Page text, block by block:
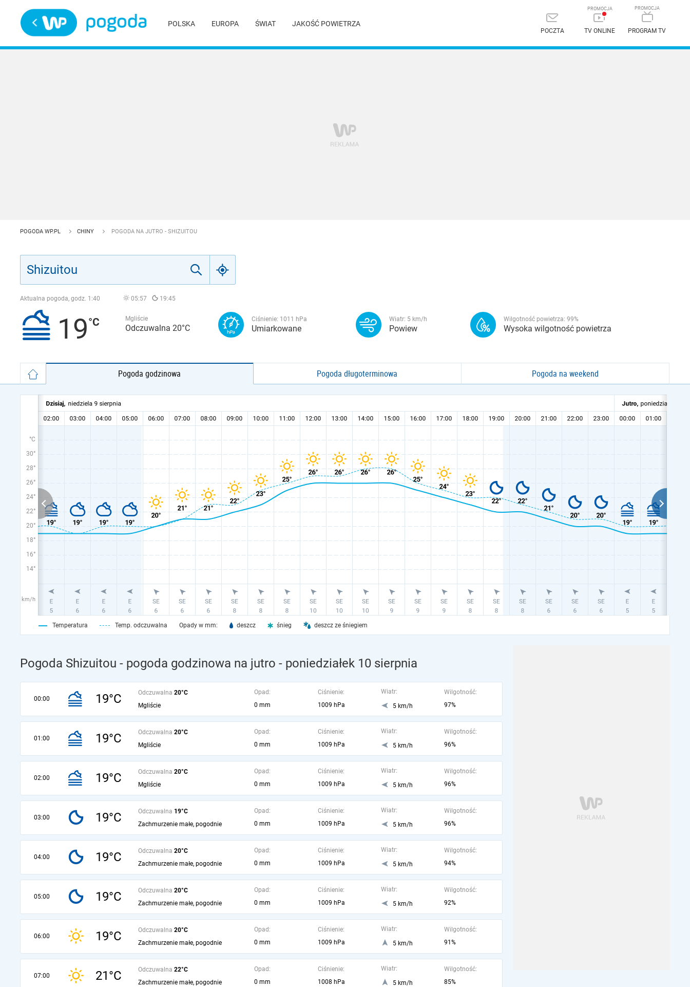
POLSKA EUROPA ŚWIAT JAKOŚĆ POWIETRZA
POCZTA TV ONLINE PROGRAM TV
POGODA WP.PL CHINY POGODA NA JUTRO - SHIZUITOU
Aktualna pogoda, godz. 1:40 05:57 19:45
19 Mgliście
Odczuwalna 20°C
Ciśnienie: 1011 hPa
Umiarkowane
Wiatr: 5 km/h
Powiew
Wilgotność powietrza: 99%
Wysoka wilgotność powietrza
Pogoda godzinowa Pogoda długoterminowa Pogoda na weekend
°C
30°
28°
26°
24°
22°
20°
18°
16°
14°
km/h
Temperatura Temp. odczuwalna Opady w mm: deszcz śnieg deszcz ze śniegiem
Pogoda Shizuitou - pogoda godzinowa na jutro - poniedziałek 10 sierpnia
00:00 19°C Odczuwalna 20°C
Mgliście
Opad:
0 mm
Ciśnienie:
1009 hPa
Wiatr:
5 km/h
Wilgotność:
97%
01:00 19°C Odczuwalna 20°C
Mgliście
Opad:
0 mm
Ciśnienie:
1009 hPa
Wiatr:
5 km/h
Wilgotność:
96%
02:00 19°C Odczuwalna 20°C
Mgliście
Opad:
0 mm
Ciśnienie:
1009 hPa
Wiatr:
5 km/h
Wilgotność:
96%
03:00 19°C Odczuwalna 19°C
Zachmurzenie małe, pogodnie
Opad:
0 mm
Ciśnienie:
1009 hPa
Wiatr:
5 km/h
Wilgotność:
96%
04:00 19°C Odczuwalna 20°C
Zachmurzenie małe, pogodnie
Opad:
0 mm
Ciśnienie:
1009 hPa
Wiatr:
5 km/h
Wilgotność:
94%
05:00 19°C Odczuwalna 20°C
Zachmurzenie małe, pogodnie
Opad:
0 mm
Ciśnienie:
1009 hPa
Wiatr:
5 km/h
Wilgotność:
92%
06:00 19°C Odczuwalna 20°C
Zachmurzenie małe, pogodnie
Opad:
0 mm
Ciśnienie:
1009 hPa
Wiatr:
5 km/h
Wilgotność:
91%
07:00 21°C Odczuwalna 22°C
Zachmurzenie małe, pogodnie
Opad:
0 mm
Ciśnienie:
1008 hPa
Wiatr:
5 km/h
Wilgotność:
85%